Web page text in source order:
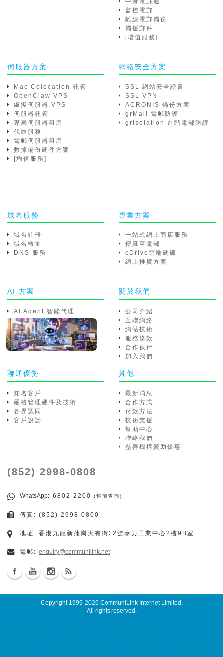
監控電郵
離線電郵備份
備援郵件
[增值服務]
伺服器方案
Mac Colocation 託管
OpenClaw VPS
虛擬伺服器 VPS
伺服器託管
專屬伺服器租用
代維服務
電郵伺服器租用
數據備份硬件方案
[增值服務]
網絡安全方案
SSL 網站安全證書
SSL VPN
ACRONIS 備份方案
grMail 電郵防護
grIsolation 進階電郵防護
域名服務
域名註冊
域名轉址
DNS 服務
專業方案
一站式網上商店服務
傳真至電郵
cDrive雲端硬碟
網上推廣方案
AI 方案
AI Agent 智能代理
關於我們
公司介紹
互聯網絡
網站技術
服務條款
合作伙伴
加入我們
聯通優勢
知名客戶
嚴格管理硬件及技術
各界認同
客戶說話
其他
最新消息
合作方式
付款方法
技術支援
幫助中心
聯絡我們
慈善機構贊助優惠
(852) 2998-0808
WhatsApp: 6802 2200 (售前查詢)
傳真: (852) 2998 0800
地址: 香港九龍新蒲崗大有街32號泰力工業中心2樓9B室
電郵: enquiry@communilink.net
Copyright 1999-2026 CommuniLink Internet Limited
All rights reserved.